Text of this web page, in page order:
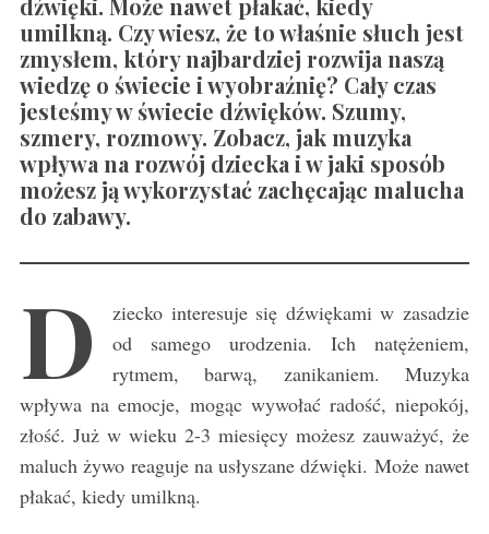
dźwięki. Może nawet płakać, kiedy
umilkną. Czy wiesz, że to właśnie słuch jest
zmysłem, który najbardziej rozwija naszą
wiedzę o świecie i wyobraźnię? Cały czas
jesteśmy w świecie dźwięków. Szumy,
szmery, rozmowy. Zobacz, jak muzyka
wpływa na rozwój dziecka i w jaki sposób
możesz ją wykorzystać zachęcając malucha
do zabawy.
D
ziecko interesuje się dźwiękami w zasadzie
od samego urodzenia. Ich natężeniem,
rytmem, barwą, zanikaniem. Muzyka
wpływa na emocje, mogąc wywołać radość, niepokój,
złość. Już w wieku 2-3 miesięcy możesz zauważyć, że
maluch żywo reaguje na usłyszane dźwięki. Może nawet
płakać, kiedy umilkną.